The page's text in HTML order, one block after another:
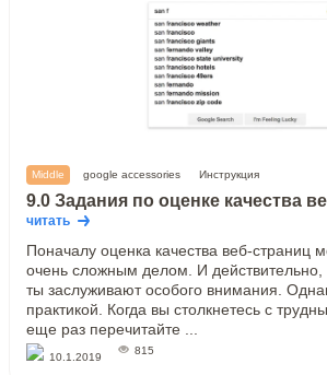
Middle google accessories Инструкция
9.0 Задания по оценке качества
читать
Поначалу оценка качества веб-страниц
очень сложным делом. И действительно,
ты заслуживают особого внимания.
практикой. Когда вы столкнетесь с
еще раз перечитайте ...
10.1.2019
815